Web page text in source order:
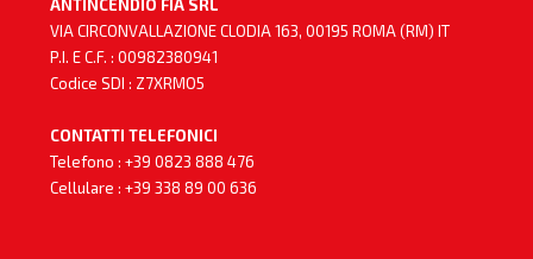
ANTINCENDIO FIA SRL
VIA CIRCONVALLAZIONE CLODIA 163, 00195 ROMA (RM) IT
P.I. E C.F. : 00982380941
Codice SDI : Z7XRMO5
CONTATTI TELEFONICI
Telefono : +39 0823 888 476
Cellulare : +39 338 89 00 636